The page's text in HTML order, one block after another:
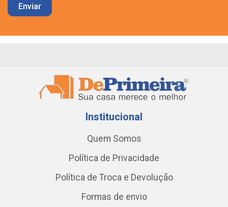
Institucional
Quem Somos
Política de Privacidade
Política de Troca e Devolução
Formas de envio